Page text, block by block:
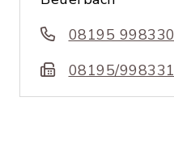
08195 998330
08195/998331